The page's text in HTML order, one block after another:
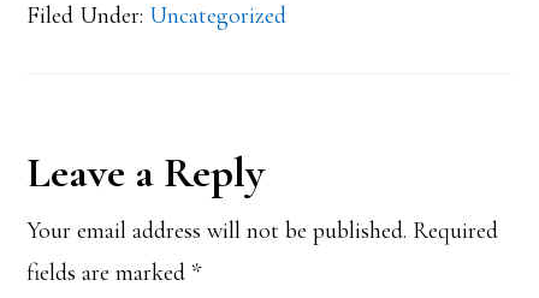
Filed Under: Uncategorized
Reader
Interactions
Leave a Reply
Your email address will not be published. Required
fields are marked *